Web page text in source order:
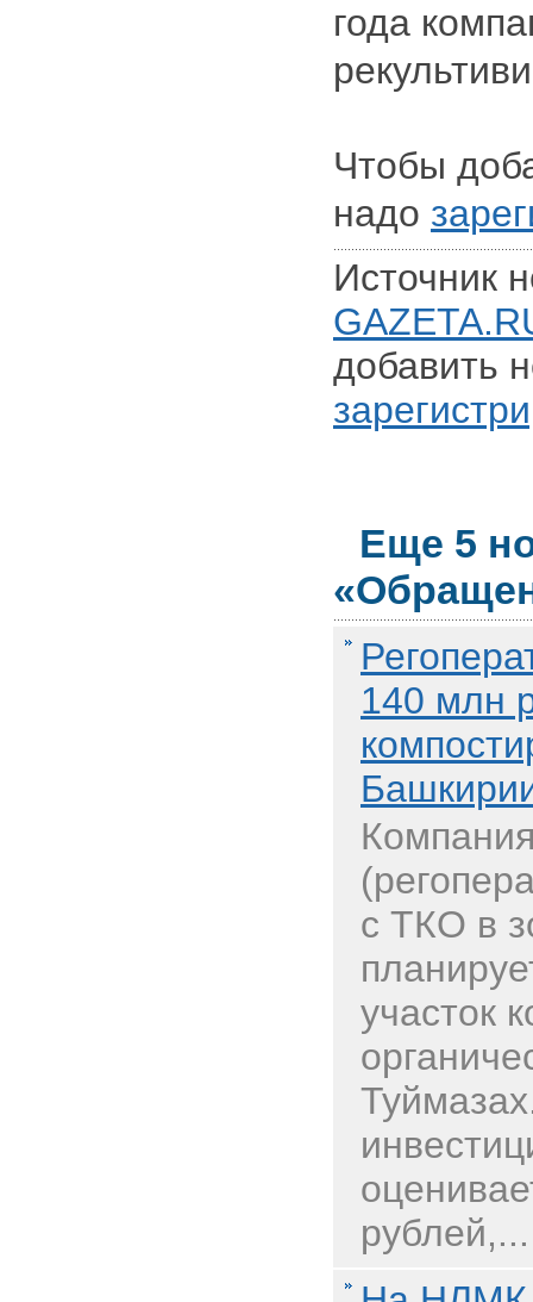
года
Чтобы
надо
Источник
добавить
Еще 5
140 млн
с ТКО в
участок
рублей,...